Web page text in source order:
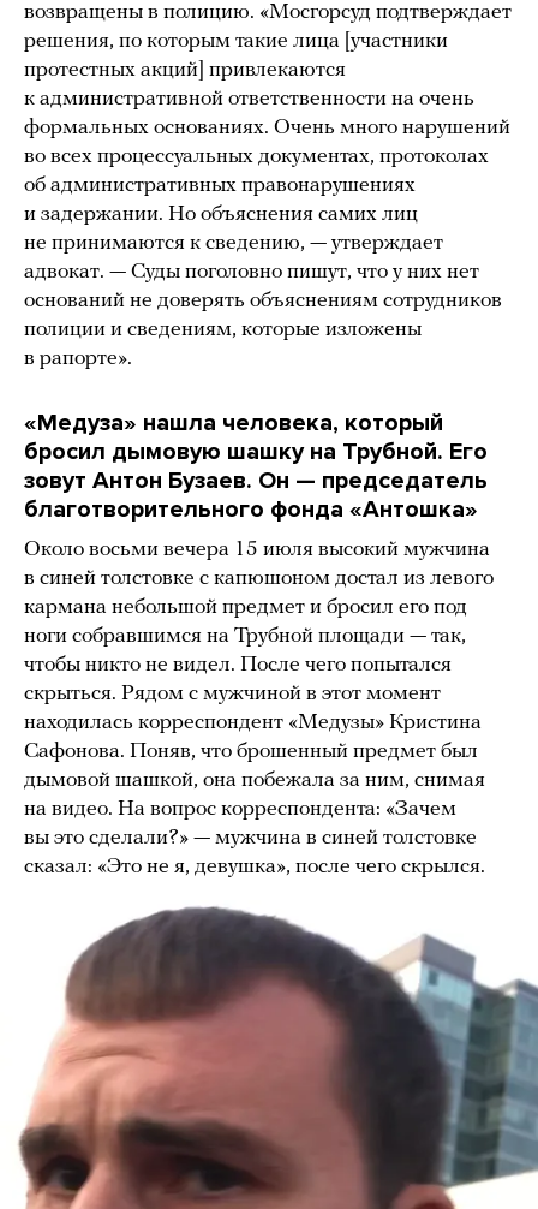
возвращены в полицию. «Мосгорсуд подтверждает
решения, по которым такие лица [участники
протестных акций] привлекаются
к административной ответственности на очень
формальных основаниях. Очень много нарушений
во всех процессуальных документах, протоколах
об административных правонарушениях
и задержании. Но объяснения самих лиц
не принимаются к сведению, — утверждает
адвокат. — Суды поголовно пишут, что у них нет
оснований не доверять объяснениям сотрудников
полиции и сведениям, которые изложены
в рапорте».
«Медуза» нашла человека, который
бросил дымовую шашку на Трубной. Его
зовут Антон Бузаев. Он — председатель
благотворительного фонда «Антошка»
Около восьми вечера 15 июля высокий мужчина
в синей толстовке с капюшоном достал из левого
кармана небольшой предмет и бросил его под
ноги собравшимся на Трубной площади — так,
чтобы никто не видел. После чего попытался
скрыться. Рядом с мужчиной в этот момент
находилась корреспондент «Медузы» Кристина
Сафонова. Поняв, что брошенный предмет был
дымовой шашкой, она побежала за ним, снимая
на видео. На вопрос корреспондента: «Зачем
вы это сделали?» — мужчина в синей толстовке
сказал: «Это не я, девушка», после чего скрылся.